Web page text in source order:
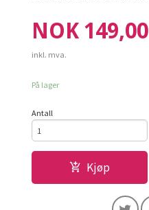
Pris
NOK 149,00
inkl. mva.
På lager
Antall
Kjøp